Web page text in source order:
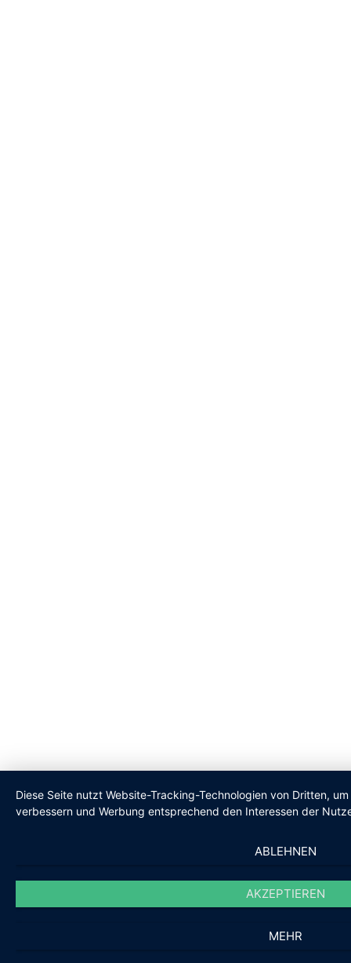
Diese Seite nutzt Website-Tracking-Technologien von Dritten,
verbessern und Werbung entsprechend den Interessen der
ABLEHNEN
AKZEPTIEREN
MEHR